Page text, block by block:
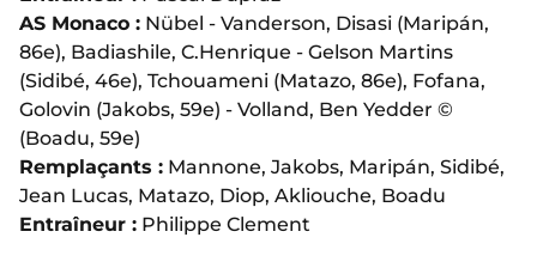
AS Monaco : Nübel - Vanderson, Disasi (Maripán,
86e), Badiashile, C.Henrique - Gelson Martins
(Sidibé, 46e), Tchouameni (Matazo, 86e), Fofana,
Golovin (Jakobs, 59e) - Volland, Ben Yedder ©
(Boadu, 59e)
Remplaçants : Mannone, Jakobs, Maripán, Sidibé,
Jean Lucas, Matazo, Diop, Akliouche, Boadu
Entraîneur : Philippe Clement